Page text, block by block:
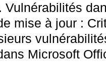
Vulnérabilités
mise à jour :
Microsoft